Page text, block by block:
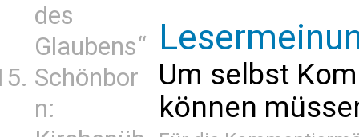
des
Glaubens“
Schönbor
n:
Um selbst
können